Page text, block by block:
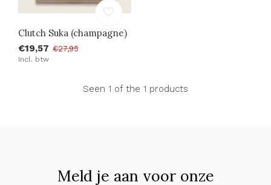
Clutch Suka (champagne)
€19,57 €27,95
Incl. btw
Seen 1 of the 1 products
Meld je aan voor onze